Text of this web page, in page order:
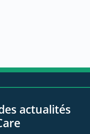
actualités